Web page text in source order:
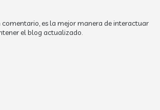
es la mejor manera de interactuar
el blog actualizado.